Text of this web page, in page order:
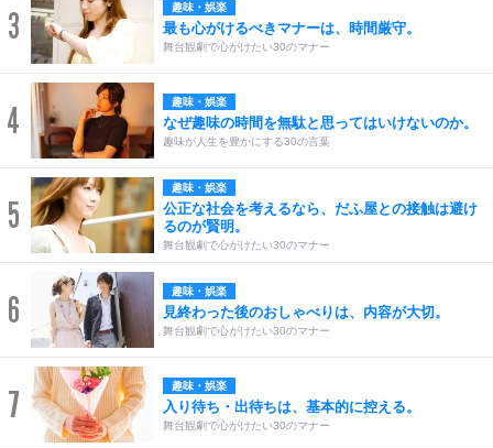
3 趣味・娯楽
最も心がけるべきマナーは、時間厳守。
舞台観劇で心がけたい30のマナー
4 趣味・娯楽
なぜ趣味の時間を無駄と思ってはいけないのか。
趣味が人生を豊かにする30の言葉
5
趣味・娯楽
公正な社会を考えるなら、だふ屋との接触は避け
るのが賢明。
舞台観劇で心がけたい30のマナー
6 趣味・娯楽
見終わった後のおしゃべりは、内容が大切。
舞台観劇で心がけたい30のマナー
7 趣味・娯楽
入り待ち・出待ちは、基本的に控える。
舞台観劇で心がけたい30のマナー